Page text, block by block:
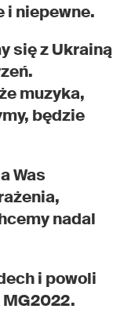
i niepewne.
się z Ukrainą
muzyka,
będzie
Was
nadal
i powoli